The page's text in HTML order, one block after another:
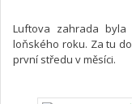
Luftova zahrada byla
loňského roku. Za tu
první středu v měsíci.